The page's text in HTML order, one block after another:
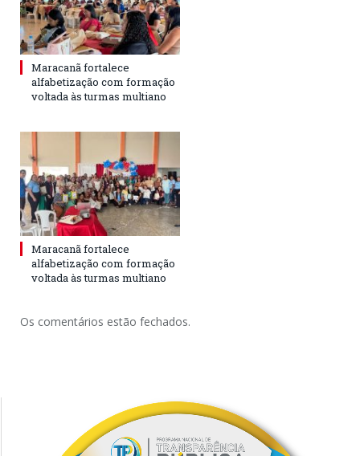
Maracanã fortalece
alfabetização com formação
voltada às turmas multiano
Maracanã fortalece
alfabetização com formação
voltada às turmas multiano
Os comentários estão fechados.